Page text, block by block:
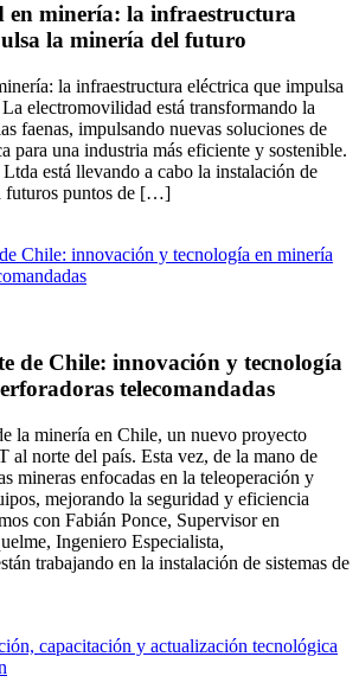
en minería: la infraestructura
la minería del futuro
la infraestructura eléctrica que impulsa
electromovilidad está transformando la
faenas, impulsando nuevas soluciones de
para una industria más eficiente y sostenible.
está llevando a cabo la instalación de
futuros puntos de […]
de Chile: innovación y tecnología
telecomandadas
la minería en Chile, un nuevo proyecto
al norte del país. Esta vez, de la mano de
mineras enfocadas en la teleoperación y
mejorando la seguridad y eficiencia
con Fabián Ponce, Supervisor en
Ingeniero Especialista,
trabajando en la instalación de sistemas de